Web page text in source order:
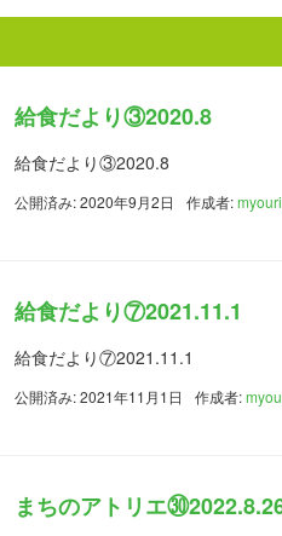
給食だより③2020.8
給食だより③2020.8
公開済み: 2020年9月2日 作成者:
給食だより⑦2021.11.1
給食だより⑦2021.11.1
公開済み: 2021年11月1日 作成者:
まちのアトリエ㉚